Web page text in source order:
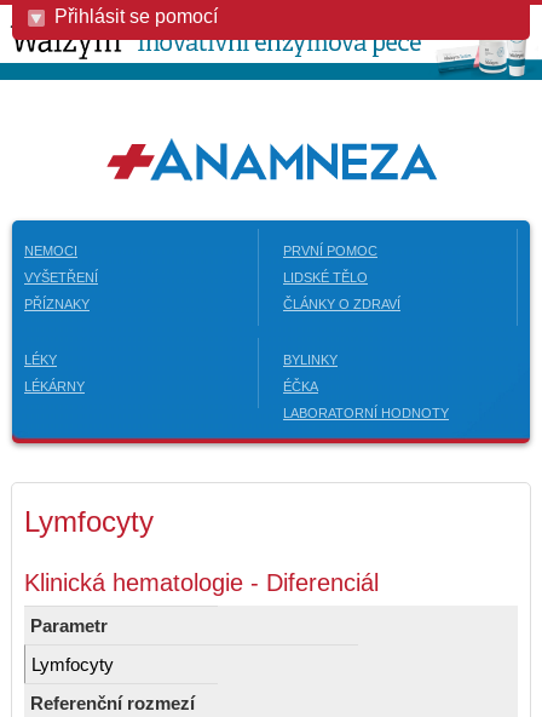
Přihlásit se pomocí
NEMOCI
VYŠETŘENÍ
PŘÍZNAKY
PRVNÍ POMOC
LIDSKÉ TĚLO
ČLÁNKY O ZDRAVÍ
LÉKY
LÉKÁRNY
BYLINKY
ÉČKA
LABORATORNÍ HODNOTY
Lymfocyty
Klinická hematologie - Diferenciál
Parametr
Lymfocyty
Referenční rozmezí